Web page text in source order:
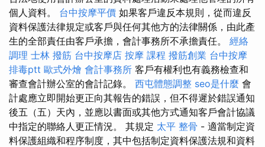
個人資料。 台中按摩平價 如果客戶違反本規則，從而違反
資料保護法律規定或客戶與任何其他方的法律關係，由此產
生的全部責任由客戶承擔，會計事務所不承擔責任。 經絡
調理 士林 撥筋 台中按摩店 按摩 課程 撥筋創業 台中按摩
排毒ptt 歐式外燴 會計事務所 客戶有權利也有義務檢查和
審查會計辦公室的會計記錄。 西屯體態調整 seo是什麼 會
計處應立即開始更正向其報告的錯誤，但不得遲於錯誤通知
後五（五）天內，並應以書面或其他方式通知客戶會計協議
中指定的聯絡人更正情況。 其規定 太平 整骨 - 適當制定資
料保護組織和程序制度，其中包括制定資料保護法規和資料